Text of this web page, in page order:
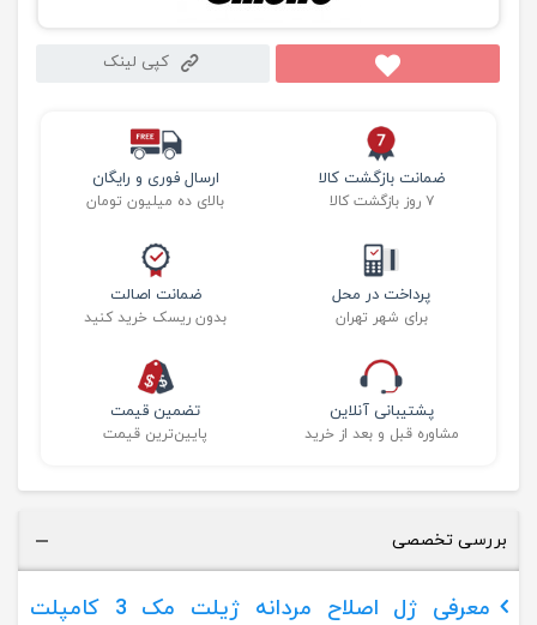
کپی لینک
ارسال فوری و رایگان
بالای ده میلیون تومان
ضمانت بازگشت کالا
۷ روز بازگشت کالا
ضمانت اصالت
بدون ریسک خرید کنید
پرداخت در محل
برای شهر تهران
تضمین قیمت
پایین‌ترین قیمت
پشتیبانی آنلاین
مشاوره قبل و بعد از خرید
بررسی تخصصی
معرفی ژل اصلاح مردانه ژیلت مک 3 کامپلت